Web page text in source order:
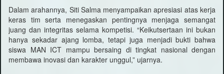
Dalam arahannya, Siti Salma menyampaikan apresiasi atas kerja
keras tim serta menegaskan pentingnya menjaga semangat
juang dan integritas selama kompetisi. “Keikutsertaan ini bukan
hanya sekadar ajang lomba, tetapi juga menjadi bukti bahwa
siswa MAN ICT mampu bersaing di tingkat nasional dengan
membawa inovasi dan karakter unggul,” ujarnya.